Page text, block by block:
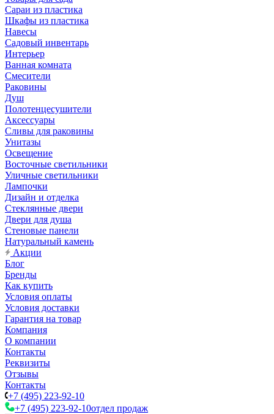
Сараи из пластика
Шкафы из пластика
Навесы
Садовый инвентарь
Интерьер
Ванная комната
Смесители
Раковины
Душ
Полотенцесушители
Аксессуары
Сливы для раковины
Унитазы
Освещение
Восточные светильники
Уличные светильники
Лампочки
Дизайн и отделка
Стеклянные двери
Двери для душа
Стеновые панели
Натуральный камень
Акции
Блог
Бренды
Как купить
Условия оплаты
Условия доставки
Гарантия на товар
Компания
О компании
Контакты
Реквизиты
Отзывы
Контакты
+7 (495) 223-92-10
+7 (495) 223-92-10отдел продаж